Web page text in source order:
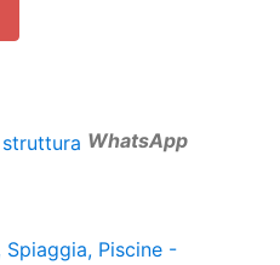
WhatsApp
Piscine -